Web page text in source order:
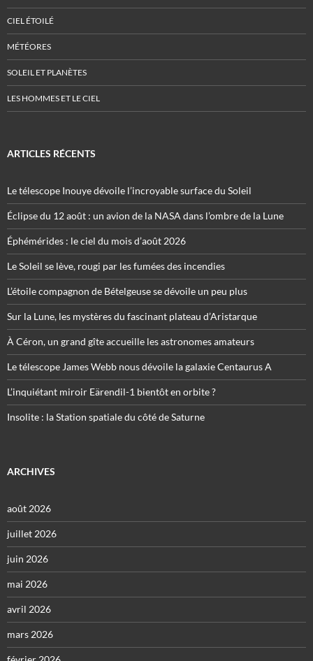
CIEL ÉTOILÉ
MÉTÉORES
SOLEIL ET PLANÈTES
LES HOMMES ET LE CIEL
ARTICLES RÉCENTS
Le télescope Inouye dévoile l’incroyable surface du Soleil
Éclipse du 12 août : un avion de la NASA dans l’ombre de la Lune
Éphémérides : le ciel du mois d’août 2026
Le Soleil se lève, rougi par les fumées des incendies
L’étoile compagnon de Bételgeuse se dévoile un peu plus
Sur la Lune, les mystères du fascinant plateau d’Aristarque
À Céron, un grand gîte accueille les astronomes amateurs
Le télescope James Webb nous dévoile la galaxie Centaurus A
L’inquiétant miroir Eärendil-1 bientôt en orbite ?
Insolite : la Station spatiale du côté de Saturne
ARCHIVES
août 2026
juillet 2026
juin 2026
mai 2026
avril 2026
mars 2026